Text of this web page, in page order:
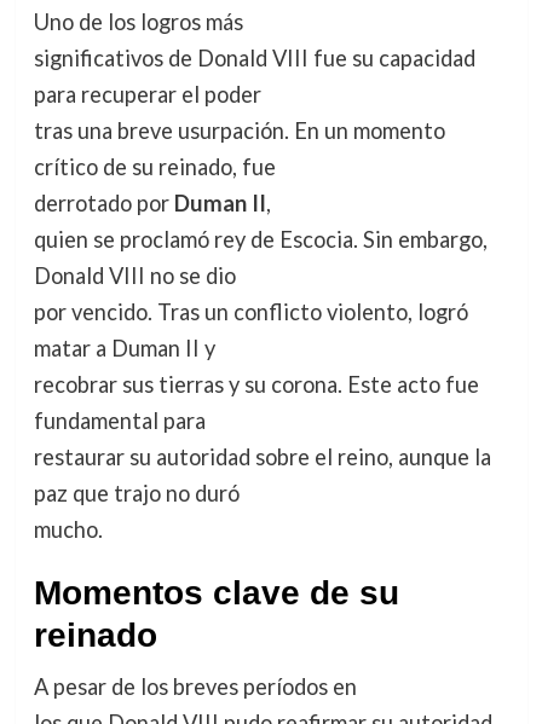
Uno de los logros más
significativos de Donald VIII fue su capacidad
para recuperar el poder
tras una breve usurpación. En un momento
crítico de su reinado, fue
derrotado por Duman II,
quien se proclamó rey de Escocia. Sin embargo,
Donald VIII no se dio
por vencido. Tras un conflicto violento, logró
matar a Duman II y
recobrar sus tierras y su corona. Este acto fue
fundamental para
restaurar su autoridad sobre el reino, aunque la
paz que trajo no duró
mucho.
Momentos clave de su
reinado
A pesar de los breves períodos en